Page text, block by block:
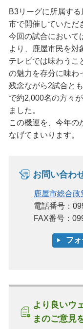
B3リーグに所属す
市で開催していただ
今回の試合において
より、鹿屋市民を対
テレビでは味わうこ
の魅力を存分に味わ
残念ながら2試合と
で約2,000名の方々
ました。
この機運を、今年の
なげてまいります。
お問い合わ
鹿屋市総合
電話番号：
FAX番号：
より良いウ
まのご意見